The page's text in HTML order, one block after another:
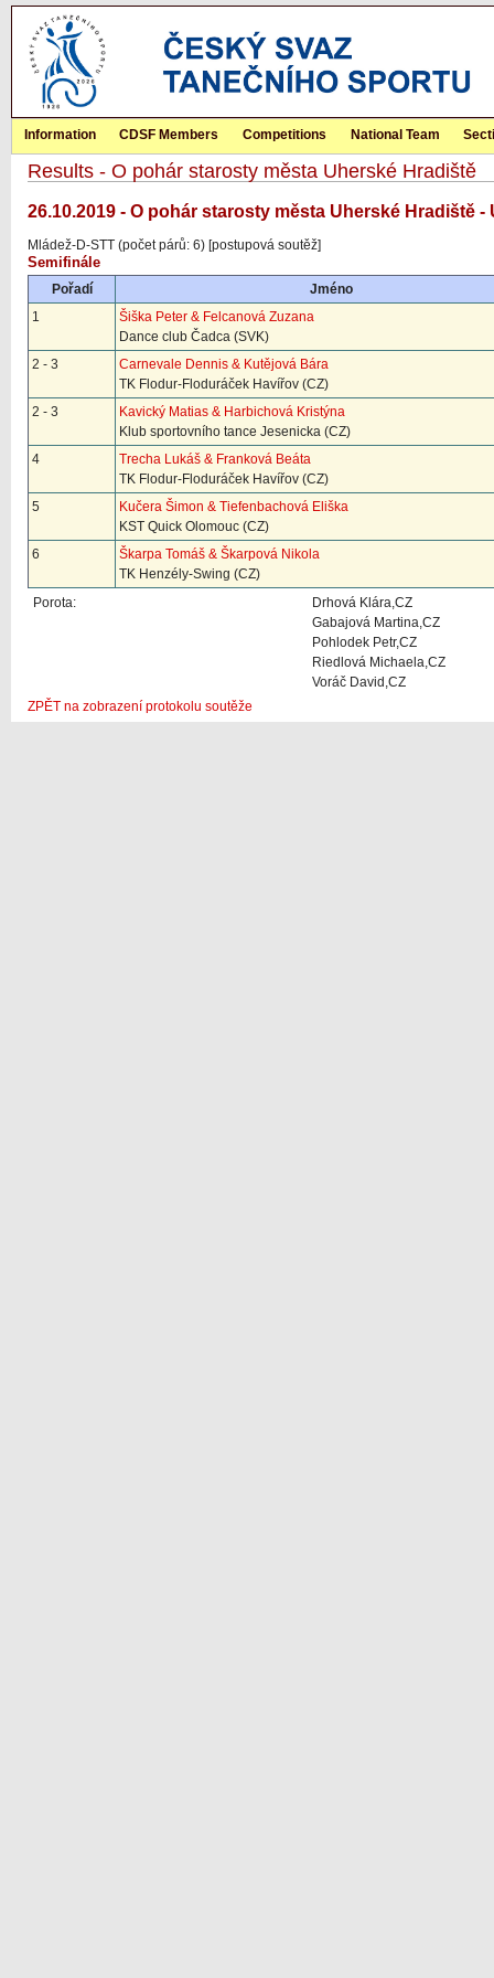
Information CDSF Members Competitions National Team
Results - O pohár starosty města Uherské Hradiště
26.10.2019 - O pohár starosty města Uherské Hradiště -
Mládež-D-STT (počet párů: 6) [postupová soutěž]
Semifinále
Pořadí
Jméno
1
Šiška Peter & Felcanová Zuzana
Dance club Čadca (SVK)
2 - 3
Carnevale Dennis & Kutějová Bára
TK Flodur-Floduráček Havířov (CZ)
2 - 3
Kavický Matias & Harbichová Kristýna
Klub sportovního tance Jesenicka (CZ)
4
Trecha Lukáš & Franková Beáta
TK Flodur-Floduráček Havířov (CZ)
5
Kučera Šimon & Tiefenbachová Eliška
KST Quick Olomouc (CZ)
6
Škarpa Tomáš & Škarpová Nikola
TK Henzély-Swing (CZ)
Porota:
Drhová Klára,CZ
Gabajová Martina,CZ
Pohlodek Petr,CZ
Riedlová Michaela,CZ
Voráč David,CZ
ZPĚT na zobrazení protokolu soutěže